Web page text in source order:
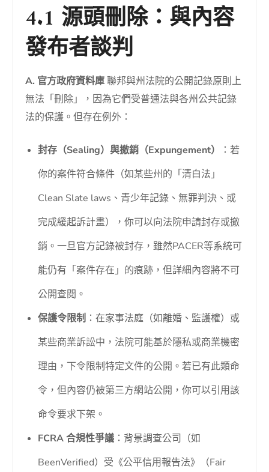
4.1 源頭刪除：與內容
發布者談判
A. 官方政府資料庫聯邦與州法院的公開記錄原則上
無法「刪除」，因為它們受普通法與各州公共記錄
法的保護。但存在例外：
封存（Sealing）與撤銷（Expungement）
：若
你的案件符合條件（如某些州的「清白法」
Clean Slate laws、青少年記錄、無罪判決、或
完成緩起訴計畫），你可以向法院申請封存或撤
銷。一旦官方記錄被封存，雖然PACER等系統可
能仍有「案件存在」的痕跡，但詳細內容將不可
公開查閱。
保護令限制 ：在家事法庭（如離婚、監護權）或
某些商業訴訟中，法院可能基於隱私或商業機密
理由，下令限制特定文件的公開。若已有此類命
令，但內容仍被第三方網站公開，你可以引用該
命令要求下架。
FCRA 合規性爭議 ：背景調查公司（如
BeenVerified）受《公平信用報告法》（Fair